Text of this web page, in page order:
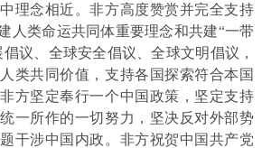
理念相近。非方高度赞赏并完全支持
人类命运共同体重要理念和共建“一带
议、全球安全倡议、全球文明倡议，
类共同价值，支持各国探索符合本国
方坚定奉行一个中国政策，坚定支持
一所作的一切努力，坚决反对外部势
干涉中国内政。非方祝贺中国共产党